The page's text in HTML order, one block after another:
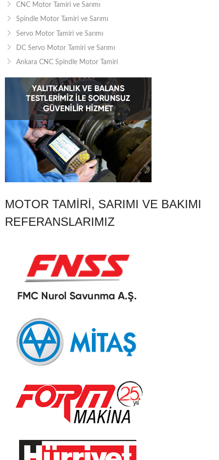
CNC Motor Tamiri ve Sarımı
Spindle Motor Tamiri ve Sarımı
Servo Motor Tamiri ve Sarımı
DC Servo Motor Tamiri ve Sarımı
Ankara CNC Spindle Motor Tamiri
MOTOR TAMIRI, SARIMI VE BAKIMI
REFERANSLARIMIZ